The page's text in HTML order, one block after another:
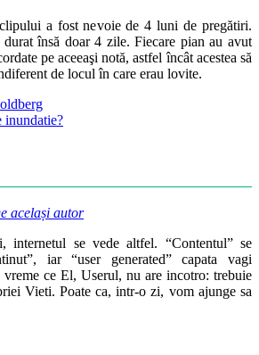
a fost nevoie de 4 luni de pregătiri.
însă doar 4 zile. Fiecare pian au avut
pe aceeaşi notă, astfel încât acestea să
de locul în care erau lovite.
inundatie?
același autor
internetul se vede altfel. “Contentul” se
iar “user generated” capata vagi
vreme ce El, Userul, nu are incotro: trebuie
Vieti. Poate ca, intr-o zi, vom ajunge sa